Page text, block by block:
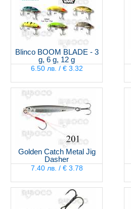
Blinco BOOM BLADE - 3
g, 6 g, 12 g
6.50 лв. / € 3.32
Golden Catch Metal Jig
Dasher
7.40 лв. / € 3.78